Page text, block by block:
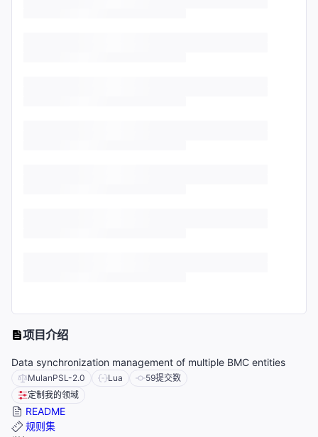
项目介绍
Data synchronization management of multiple BMC entities
MulanPSL-2.0 Lua 59提交数
定制我的领域
README
规则集